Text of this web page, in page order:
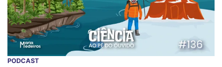
PODCAST